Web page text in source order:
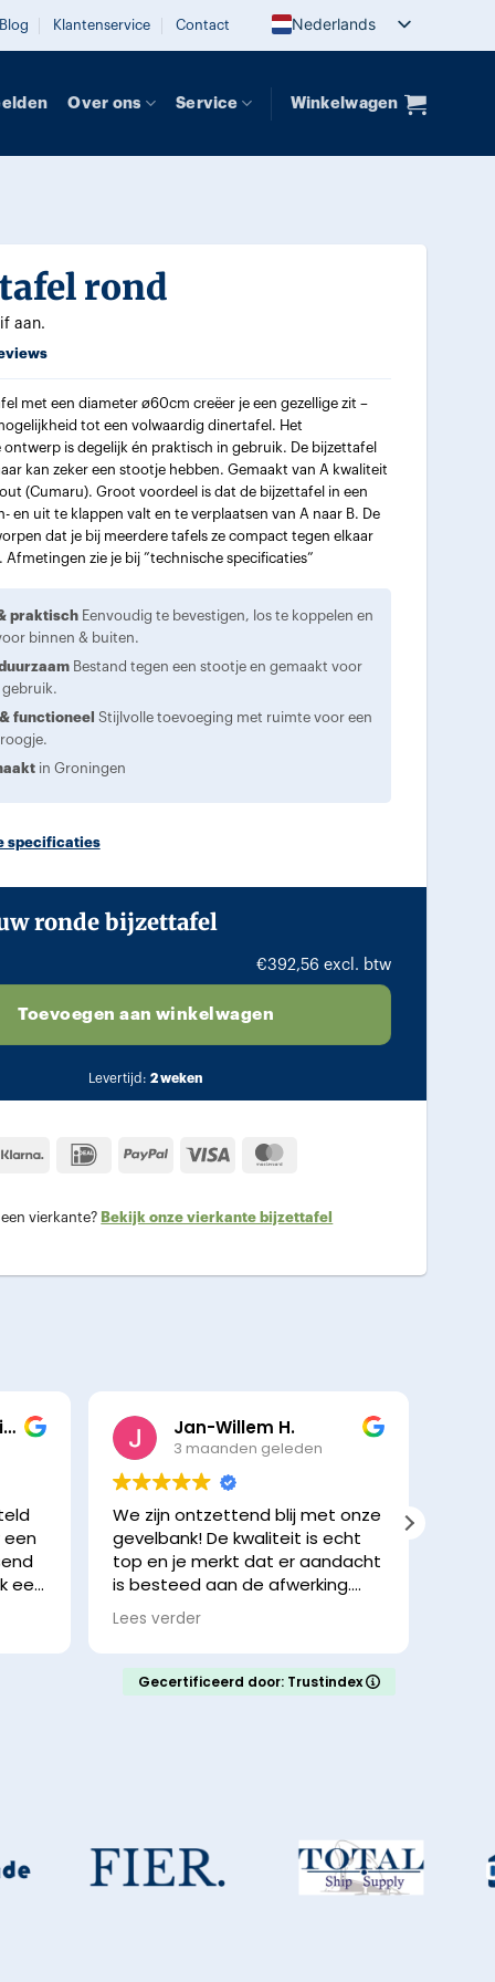
Blog Klantenservice Contact Nederlands
Over ons Service Winkelwagen
rond
aan.
met een diameter ø60cm creëer je een gezellige zit –
tot een volwaardig dinertafel. Het
is degelijk én praktisch in gebruik. De bijzettafel
kan zeker een stootje hebben. Gemaakt van A kwaliteit
(Cumaru). Groot voordeel is dat de bijzettafel in een
en uit te klappen valt en te verplaatsen van A naar B. De
dat je bij meerdere tafels ze compact tegen elkaar
Afmetingen zie je bij ”technische specificaties”
praktisch Eenvoudig te bevestigen, los te koppelen en
binnen & buiten.
Bestand tegen een stootje en gemaakt voor
gebruik.
functioneel Stijlvolle toevoeging met ruimte voor een
in Groningen
specificaties
ronde bijzettafel
€392,56 excl. btw
Toevoegen aan winkelwagen
Levertijd:2 weken
Klarna IDeal PayPal Visa
een vierkante? Bekijk onze vierkante bijzettafel
Cathelijne Meyer Viol
een
een
is
Jan-Willem H.
3 maanden geleden
We zijn ontzettend blij met onze
gevelbank! De kwaliteit is echt
top en je merkt dat er aandacht
is besteed aan de afwerking.
Het contact was fijn en de
afhandeling ging vlot.
De bank staat prachtig in de
Lees verder
Gecertificeerd door: Trustindex